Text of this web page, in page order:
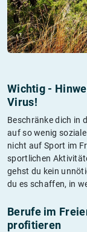
Wichtig -
Virus!
Beschränke dich in
auf so wenig
nicht auf Sport im
sportlichen
gehst du kein
du es schaffen, in
Berufe im
profitieren